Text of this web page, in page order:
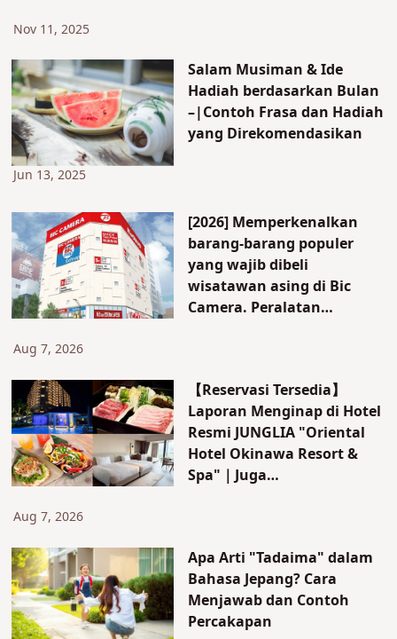
Nov 11, 2025
Salam Musiman & Ide
Hadiah berdasarkan Bulan
–|Contoh Frasa dan Hadiah
yang Direkomendasikan
Jun 13, 2025
[2026] Memperkenalkan
barang-barang populer
yang wajib dibeli
wisatawan asing di Bic
Camera. Peralatan
wisatawan asing yang
berkunjung ke Jepang.
Aug 7, 2026
【Reservasi Tersedia】
Laporan Menginap di Hotel
Resmi JUNGLIA "Oriental
Hotel Okinawa Resort &
Spa"｜Juga
Aug 7, 2026
Apa Arti "Tadaima" dalam
Bahasa Jepang? Cara
Menjawab dan Contoh
Percakapan